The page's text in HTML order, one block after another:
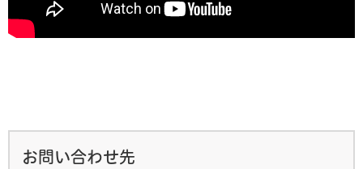
お問い合わせ先